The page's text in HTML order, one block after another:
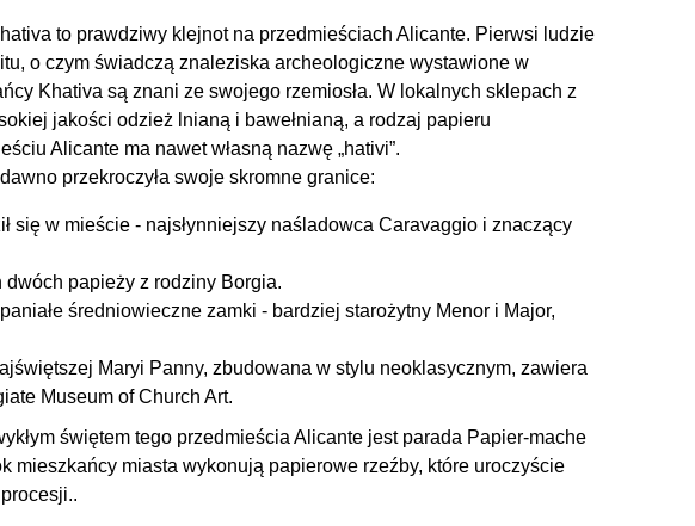
to prawdziwy klejnot na przedmieściach Alicante. Pierwsi ludzie
o czym świadczą znaleziska archeologiczne wystawione w
Khativa są znani ze swojego rzemiosła. W lokalnych sklepach z
jakości odzież lnianą i bawełnianą, a rodzaj papieru
Alicante ma nawet własną nazwę „hativi”.
przekroczyła swoje skromne granice:
się w mieście - najsłynniejszy naśladowca Caravaggio i znaczący
papieży z rodziny Borgia.
średniowieczne zamki - bardziej starożytny Menor i Major,
Maryi Panny, zbudowana w stylu neoklasycznym, zawiera
Museum of Church Art.
świętem tego przedmieścia Alicante jest parada Papier-mache
mieszkańcy miasta wykonują papierowe rzeźby, które uroczyście